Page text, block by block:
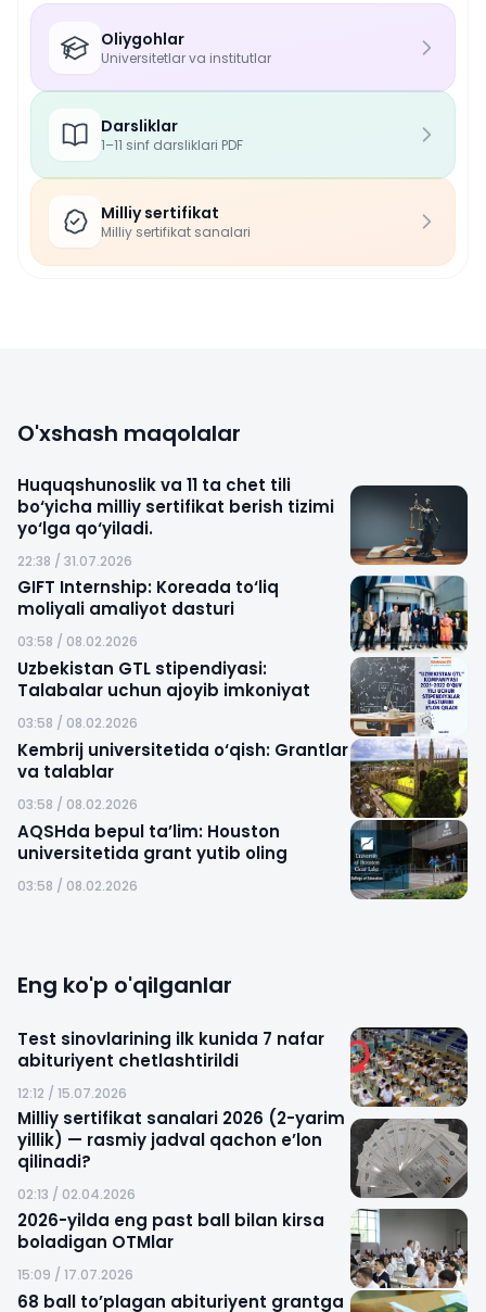
Oliygohlar
Universitetlar va institutlar
Darsliklar
1–11 sinf darsliklari PDF
Milliy sertifikat
Milliy sertifikat sanalari
O'xshash maqolalar
Huquqshunoslik va 11 ta chet tili
bo‘yicha milliy sertifikat berish tizimi
yo‘lga qo‘yiladi.
22:38 / 31.07.2026
GIFT Internship: Koreada to‘liq
moliyali amaliyot dasturi
03:58 / 08.02.2026
Uzbekistan GTL stipendiyasi:
Talabalar uchun ajoyib imkoniyat
03:58 / 08.02.2026
Kembrij universitetida o‘qish: Grantlar
va talablar
03:58 / 08.02.2026
AQSHda bepul ta’lim: Houston
universitetida grant yutib oling
03:58 / 08.02.2026
Eng ko'p o'qilganlar
Test sinovlarining ilk kunida 7 nafar
abituriyent chetlashtirildi
12:12 / 15.07.2026
Milliy sertifikat sanalari 2026 (2-yarim
yillik) — rasmiy jadval qachon e’lon
qilinadi?
02:13 / 02.04.2026
2026-yilda eng past ball bilan kirsa
boladigan OTMlar
15:09 / 17.07.2026
68 ball to’plagan abituriyent grantga